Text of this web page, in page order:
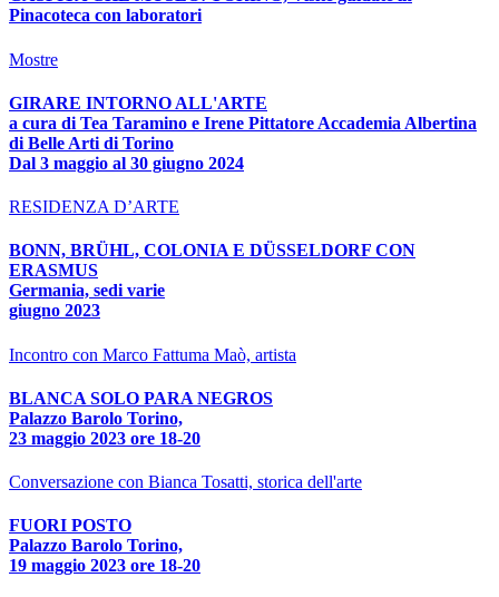
Pinacoteca con laboratori
Mostre
GIRARE INTORNO ALL'ARTE
a cura di Tea Taramino e Irene Pittatore Accademia Albertina
di Belle Arti di Torino
Dal 3 maggio al 30 giugno 2024
RESIDENZA D’ARTE
BONN, BRÜHL, COLONIA E DÜSSELDORF CON
ERASMUS
Germania, sedi varie
giugno 2023
Incontro con Marco Fattuma Maò, artista
BLANCA SOLO PARA NEGROS
Palazzo Barolo Torino,
23 maggio 2023 ore 18-20
Conversazione con Bianca Tosatti, storica dell'arte
FUORI POSTO
Palazzo Barolo Torino,
19 maggio 2023 ore 18-20